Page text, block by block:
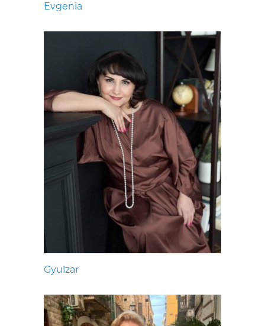
Evgenia
Gyulzar